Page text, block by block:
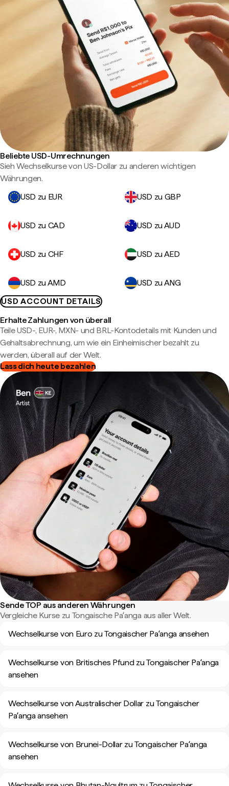
Beliebte USD-Umrechnungen
Sieh Wechselkurse von US-Dollar zu anderen wichtigen
Währungen.
USD zu EUR
USD zu GBP
USD zu CAD USD zu AUD
USD zu CHF USD zu AED
USD zu AMD
USD zu ANG
USD ACCOUNT DETAILS
Erhalte Zahlungen von überall
Teile USD-, EUR-, MXN- und BRL-Kontodetails mit Kunden und
Gehaltsabrechnung, um wie ein Einheimischer bezahlt zu
werden, überall auf der Welt.
Lass dich heute bezahlen
Sende TOP aus anderen Währungen
Vergleiche Kurse zu Tongaische Paʻanga aus aller Welt.
Wechselkurse von Euro zu Tongaischer Paʻanga ansehen
Wechselkurse von Britisches Pfund zu Tongaischer Paʻanga
ansehen
Wechselkurse von Australischer Dollar zu Tongaischer
Paʻanga ansehen
Wechselkurse von Brunei-Dollar zu Tongaischer Paʻanga
ansehen